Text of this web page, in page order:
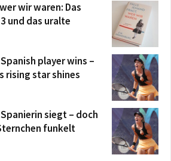
wir waren: Das
und das uralte
player wins –
rising star shines
siegt – doch
funkelt